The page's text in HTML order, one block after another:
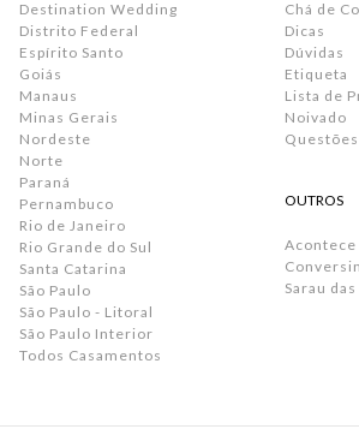
Destination Wedding
Distrito Federal
Espírito Santo
Goiás
Manaus
Minas Gerais
Nordeste
Norte
Paraná
Pernambuco
Rio de Janeiro
Rio Grande do Sul
Santa Catarina
São Paulo
São Paulo - Litoral
São Paulo Interior
Todos Casamentos
Chá de
Dicas
Dúvidas
Etiqueta
Lista de
Noivado
OUTROS
Acontece
Sarau